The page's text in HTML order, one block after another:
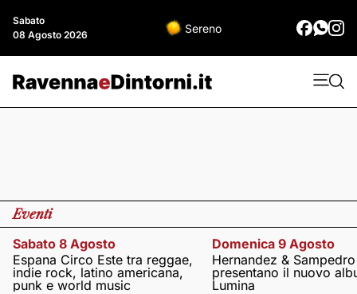
Sabato
08 Agosto 2026
Sereno
Eventi
Sabato 8 Agosto
Espana Circo Este tra reggae,
indie rock, latino americana,
punk e world music
Domenica 9 Agosto
Hernandez & Sampedro
presentano il nuovo
Lumina